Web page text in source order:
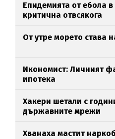
Епидемията от ебола в
критична отвсякога
От утре морето става
Икономист: Личният
ипотека
Хакери шетали с
държавните мрежи
Хванаха мастит